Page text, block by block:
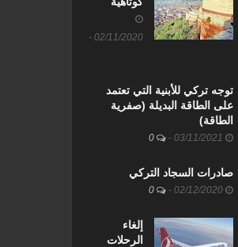
02/11/2020
-
توجه تركي للأبنية التي تعتمد
على الطاقة البديلة (صفرية
الطاقة)
-
صادرات السجاد التركي
-
إلغاء
الرحلات